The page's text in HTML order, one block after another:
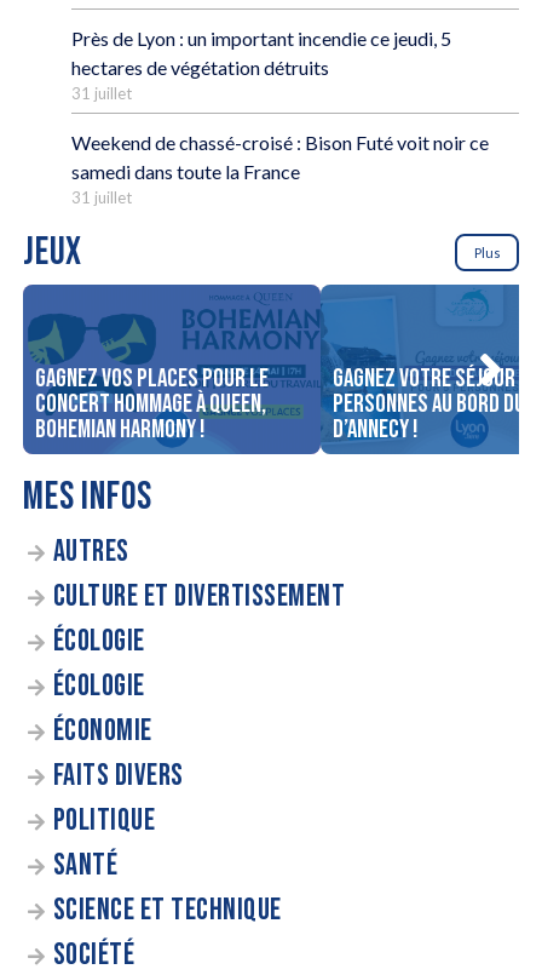
Près de Lyon : un important incendie ce jeudi, 5
hectares de végétation détruits
31 juillet
Weekend de chassé-croisé : Bison Futé voit noir ce
samedi dans toute la France
31 juillet
JEUX Plus
Gagnez vos places pour le
concert Hommage à Queen,
Bohemian Harmony !
Gagnez votre séjour
personnes au bord du
d’Annecy !
MES INFOS
AUTRES
CULTURE ET DIVERTISSEMENT
ÉCOLOGIE
ÉCOLOGIE
ÉCONOMIE
FAITS DIVERS
POLITIQUE
SANTÉ
SCIENCE ET TECHNIQUE
SOCIÉTÉ